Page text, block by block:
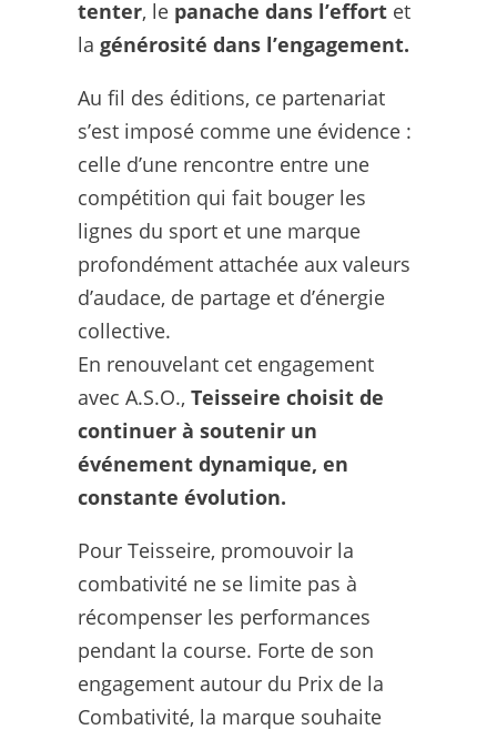
tenter, le panache dans l’effort et
la générosité dans l’engagement.
Au fil des éditions, ce partenariat
s’est imposé comme une évidence :
celle d’une rencontre entre une
compétition qui fait bouger les
lignes du sport et une marque
profondément attachée aux valeurs
d’audace, de partage et d’énergie
collective.
En renouvelant cet engagement
avec A.S.O., Teisseire choisit de
continuer à soutenir un
événement dynamique, en
constante évolution.
Pour Teisseire, promouvoir la
combativité ne se limite pas à
récompenser les performances
pendant la course. Forte de son
engagement autour du Prix de la
Combativité, la marque souhaite